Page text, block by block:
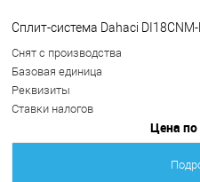
Сплит-система Dahaci
Снят с производства
Базовая единица
Реквизиты
Ставки налогов
Цена по